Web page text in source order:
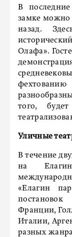
В
замке можно
назад.
Олафа».
того,
Уличные
В течение
на
«Елагин
Франции,
Италии,
разных